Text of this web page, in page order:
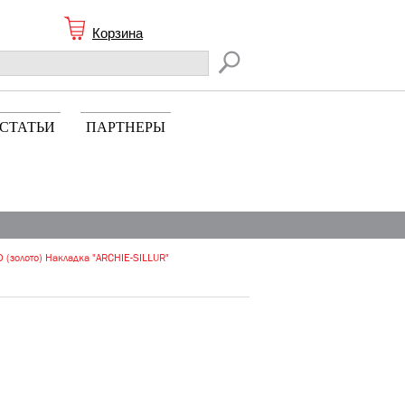
Корзина
ПАРТНЕРЫ
(золото) Накладка "ARCHIE-SILLUR"